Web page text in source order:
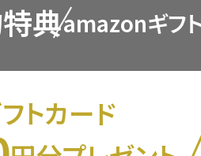
典amazonギフ
トカード